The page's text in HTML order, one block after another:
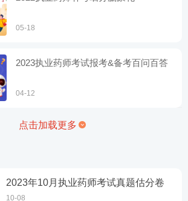
05-18
2023执业药师考试报考&备考百问百答
04-12
点击加载更多
2023年10月执业药师考试真题估分卷
10-08